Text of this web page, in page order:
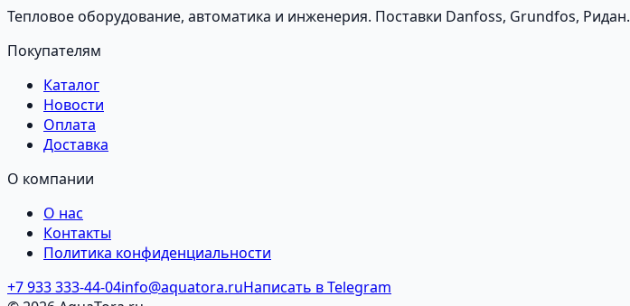
Тепловое оборудование, автоматика и инженерия. Поставки Danfoss, Grundfos, Ридан.
Покупателям
Каталог
Новости
Оплата
Доставка
О компании
О нас
Контакты
Политика конфиденциальности
+7 933 333-44-04info@aquatora.ruНаписать в Telegram